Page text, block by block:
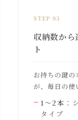
STEP 03
収納数か
ト
お持ちの鍵の
が、毎日の使
1〜2本 ：
タイプ